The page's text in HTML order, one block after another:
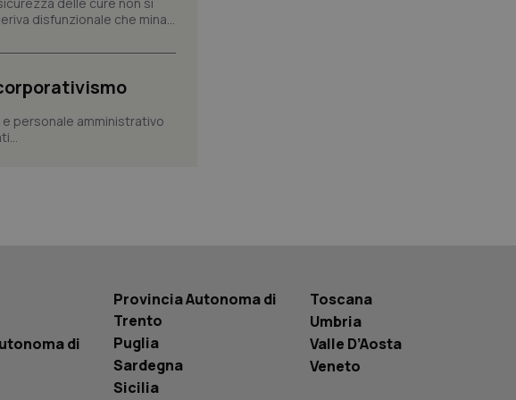
disfunzionale che mina...
personale amministrativo
di
Provincia Autonoma di
Trento
Puglia
Sardegna
Sicilia
Toscana
Umbria
Valle D’Aosta
Veneto
da Youtube per tenere traccia
per i video di Youtube incorporati
o la vecchia versione dell'interfaccia di
da YouTube per tenere traccia
da YouTube per la gestione
e della personalizzazione dell’esperienza